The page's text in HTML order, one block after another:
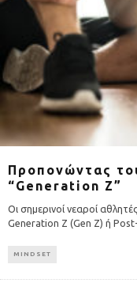
Προπονώντας
“Generation Z”
Οι σημερινοί νεαροί
Generation Z (Gen Z) ή
MINDSET